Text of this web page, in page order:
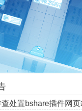
查处置bshare插件网